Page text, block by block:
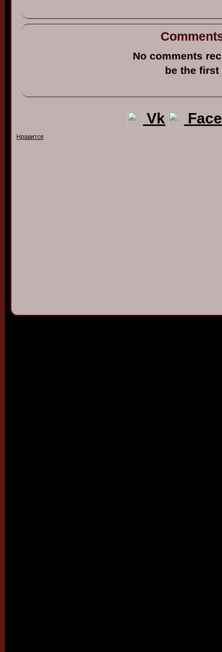
No comments
be the first
Vk
Нравится